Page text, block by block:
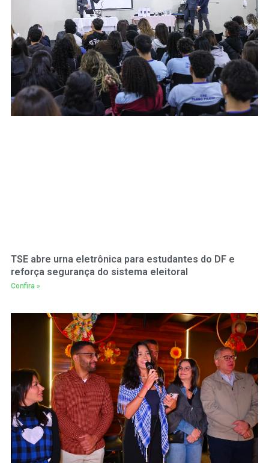
TSE abre urna eletrônica para estudantes do DF e
reforça segurança do sistema eleitoral
Confira »